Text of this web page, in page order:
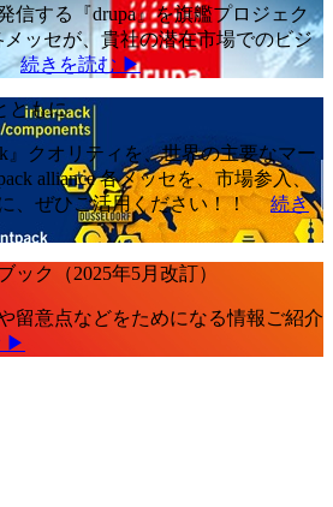
信する『drupa』を旗艦プロジェク
メッセが、貴社の潜在市場でのビジ
続きを読む ▶
ともに
』クオリティを、世界の主要なマー
alliance 各メッセを、市場参入、
、ぜひご活用ください！！続き
ック（2025年5月改訂）
留意点などをためになる情報ご紹介
▶